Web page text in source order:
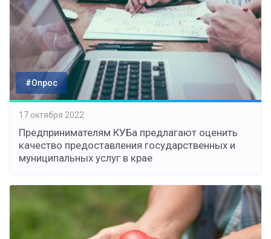
#Опрос
17 октября 2022
Предпринимателям КУБа предлагают оценить
качество предоставления государственных и
муниципальных услуг в крае